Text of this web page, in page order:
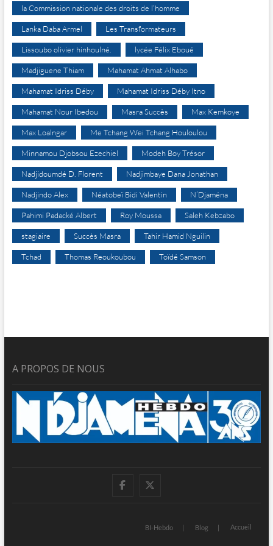
la Commission nationale des droits de l’homme
Lanka Daba Armel Les Transformateurs
Lissoubo olivier hinhoulné. lycée Félix Eboué
Madjiguene Thiam Mahamat Ahmat Alhabo
Mahamat Idriss Déby Mahamat Idriss Déby Itno
Mahamat Nour Ibedou Masra Succès Max Kemkoye
Max Loalngar Me Tchang Wei Tchang Houloulou
Minnamou Djobsou Ezechiel Modeh Boy Trésor
Nadjidoumdé D. Florent Nadjimbaye Dana Jonathan
Nadjindo Alex Néatobeï Bidi Valentin N’Djaména
Pahimi Padacké Albert Roy Moussa Saleh Kebzabo
stagiaire Succès Masra Tahir Hamid Nguilin
Tchad Thomas Reoukoubou Toïdé Samson
A PROPOS DE NOUS
facebook
BI-Hebdo Blog Accueil